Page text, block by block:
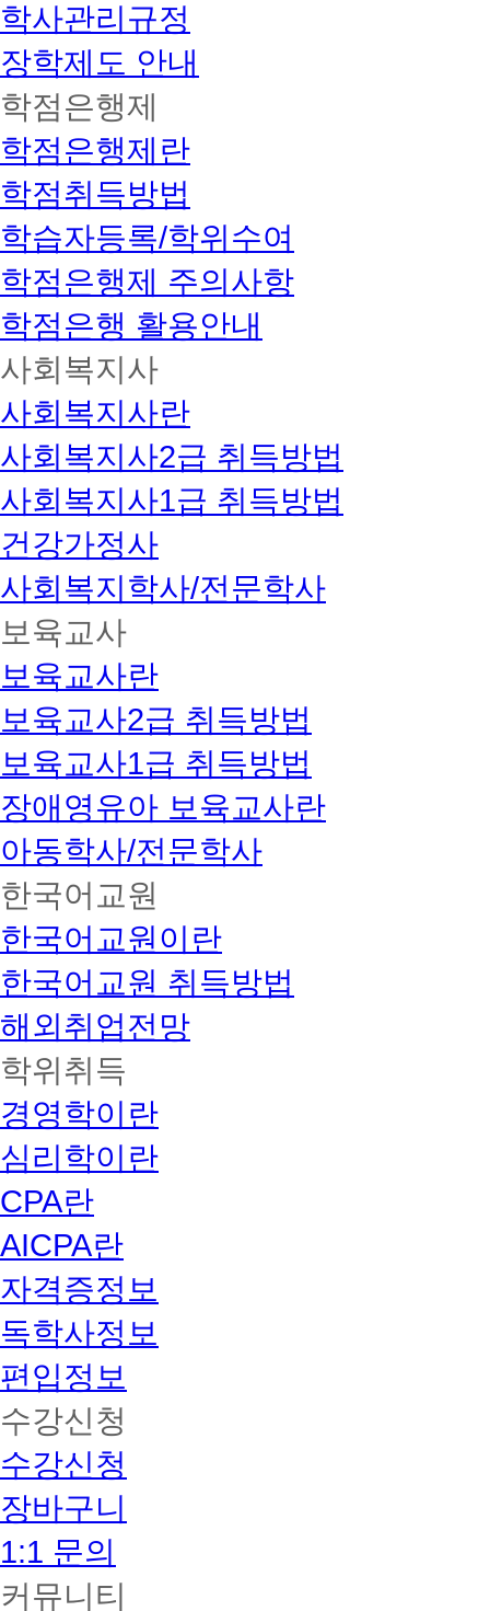
학사관리규정
장학제도 안내
학점은행제
학점은행제란
학점취득방법
학습자등록/학위수여
학점은행제 주의사항
학점은행 활용안내
사회복지사
사회복지사란
사회복지사2급 취득방법
사회복지사1급 취득방법
건강가정사
사회복지학사/전문학사
보육교사
보육교사란
보육교사2급 취득방법
보육교사1급 취득방법
장애영유아 보육교사란
아동학사/전문학사
한국어교원
한국어교원이란
한국어교원 취득방법
해외취업전망
학위취득
경영학이란
심리학이란
CPA란
AICPA란
자격증정보
독학사정보
편입정보
수강신청
수강신청
장바구니
1:1 문의
커뮤니티